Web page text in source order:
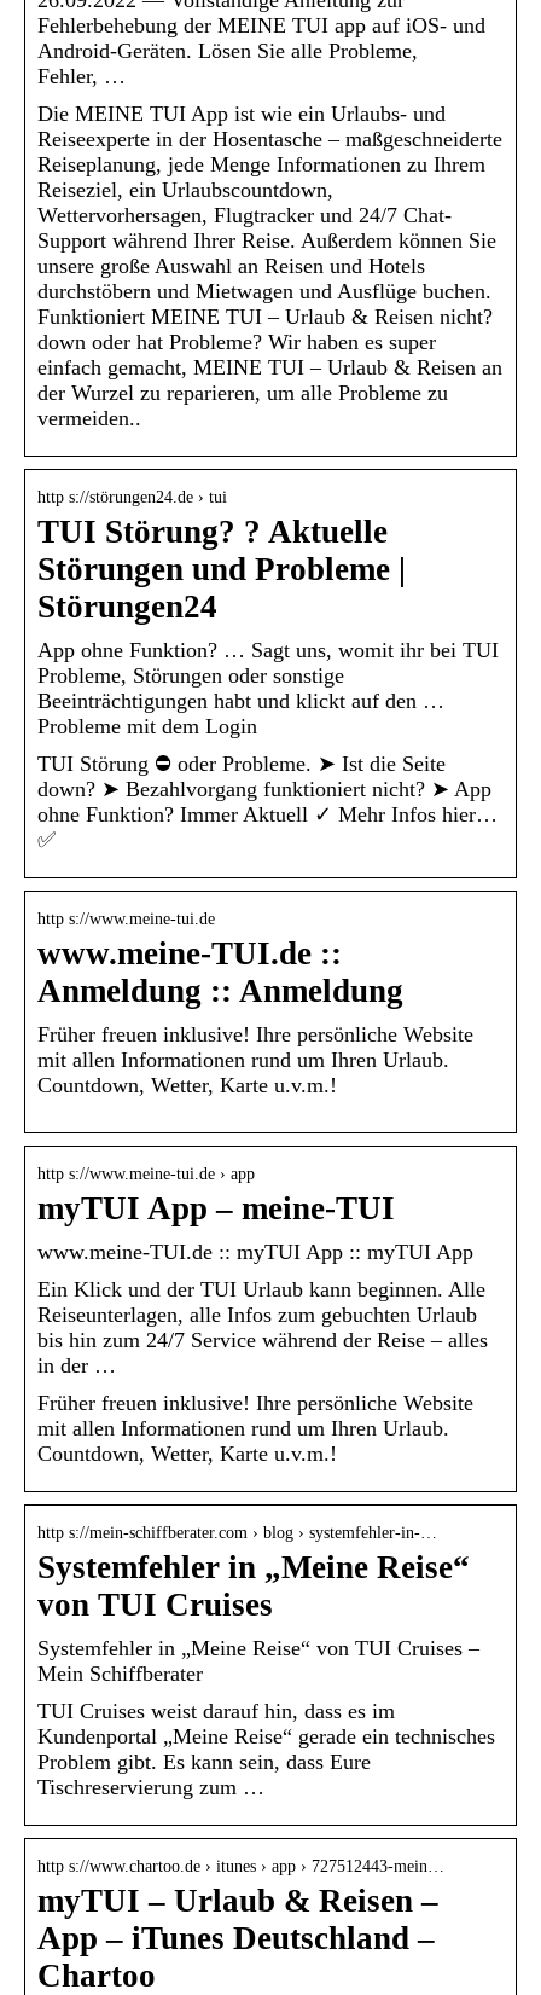
Fehlerbehebung der MEINE TUI app auf iOS- und
Android-Geräten. Lösen Sie alle Probleme,
Fehler, …
Die MEINE TUI App ist wie ein Urlaubs- und
Reiseexperte in der Hosentasche – maßgeschneiderte
Reiseplanung, jede Menge Informationen zu Ihrem
Reiseziel, ein Urlaubscountdown,
Wettervorhersagen, Flugtracker und 24/7 Chat-
Support während Ihrer Reise. Außerdem können Sie
unsere große Auswahl an Reisen und Hotels
durchstöbern und Mietwagen und Ausflüge buchen.
Funktioniert MEINE TUI – Urlaub & Reisen nicht?
down oder hat Probleme? Wir haben es super
einfach gemacht, MEINE TUI – Urlaub & Reisen an
der Wurzel zu reparieren, um alle Probleme zu
vermeiden..
http s://störungen24.de › tui
TUI Störung? ? Aktuelle
Störungen und Probleme |
Störungen24
App ohne Funktion? … Sagt uns, womit ihr bei TUI
Probleme, Störungen oder sonstige
Beeinträchtigungen habt und klickt auf den …
Probleme mit dem Login
TUI Störung ⛔ oder Probleme. ➤ Ist die Seite
down? ➤ Bezahlvorgang funktioniert nicht? ➤ App
ohne Funktion? Immer Aktuell ✓ Mehr Infos hier…
✅
http s://www.meine-tui.de
www.meine-TUI.de ::
Anmeldung :: Anmeldung
Früher freuen inklusive! Ihre persönliche Website
mit allen Informationen rund um Ihren Urlaub.
Countdown, Wetter, Karte u.v.m.!
http s://www.meine-tui.de › app
myTUI App – meine-TUI
www.meine-TUI.de :: myTUI App :: myTUI App
Ein Klick und der TUI Urlaub kann beginnen. Alle
Reiseunterlagen, alle Infos zum gebuchten Urlaub
bis hin zum 24/7 Service während der Reise – alles
in der …
Früher freuen inklusive! Ihre persönliche Website
mit allen Informationen rund um Ihren Urlaub.
Countdown, Wetter, Karte u.v.m.!
http s://mein-schiffberater.com › blog › systemfehler-in-…
Systemfehler in „Meine Reise“
von TUI Cruises
Systemfehler in „Meine Reise“ von TUI Cruises –
Mein Schiffberater
TUI Cruises weist darauf hin, dass es im
Kundenportal „Meine Reise“ gerade ein technisches
Problem gibt. Es kann sein, dass Eure
Tischreservierung zum …
http s://www.chartoo.de › itunes › app › 727512443-mein…
myTUI – Urlaub & Reisen –
App – iTunes Deutschland –
Chartoo